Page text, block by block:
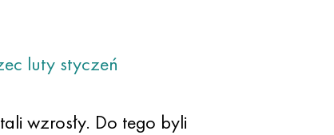
luty styczeń
wzrosły. Do tego byli